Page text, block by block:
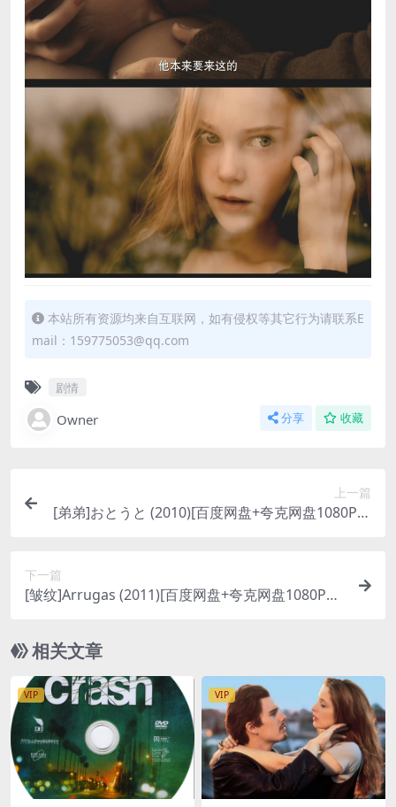
本站所有资源均来自互联网，如有侵权等其它行为请联系E
mail：159775053@qq.com
剧情
Owner 分享 收藏
上一篇
[弟弟]おとうと (2010)[百度网盘+夸克网盘1080P超
下一篇
[皱纹]Arrugas (2011)[百度网盘+夸克网盘1080P超
文字幕]
相关文章
VIP VIP